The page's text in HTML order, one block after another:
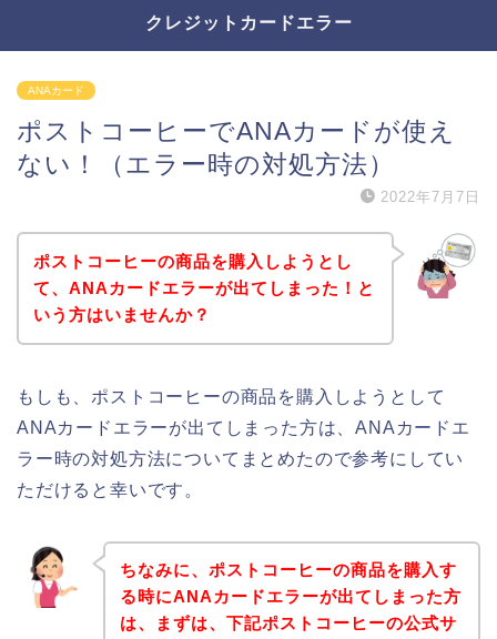
クレジットカードエラー
ANAカード
ポストコーヒーでANAカードが使え
ない！（エラー時の対処方法）
2022年7月7日
ポストコーヒーの商品を購入しようとし
て、ANAカードエラーが出てしまった！と
いう方はいませんか？
もしも、ポストコーヒーの商品を購入しようとして
ANAカードエラーが出てしまった方は、ANAカードエ
ラー時の対処方法についてまとめたので参考にしてい
ただけると幸いです。
ちなみに、ポストコーヒーの商品を購入す
る時にANAカードエラーが出てしまった方
は、まずは、下記ポストコーヒーの公式サ